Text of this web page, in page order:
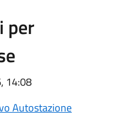
per
14:08
Autostazione